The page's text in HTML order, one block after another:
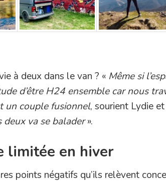
à deux dans le van ? « Même si
d’être H24 ensemble car nous
un couple fusionnel, sourient Lydie
deux va se balader».
limitée en hiver
points négatifs qu’ils relèvent